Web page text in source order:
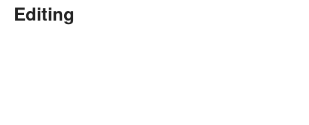
Editing